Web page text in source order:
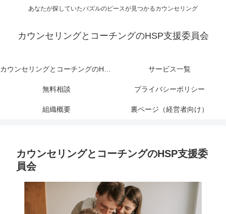
あなたが探していたパズルのピースが見つかるカウンセリング
カウンセリングとコーチングのHSP支援委員会
カウンセリングとコーチングのHSP支援委員会 サービス一覧
無料相談 プライバシーポリシー
組織概要 裏ページ（経営者向け）
カウンセリングとコーチングのHSP支援委
員会